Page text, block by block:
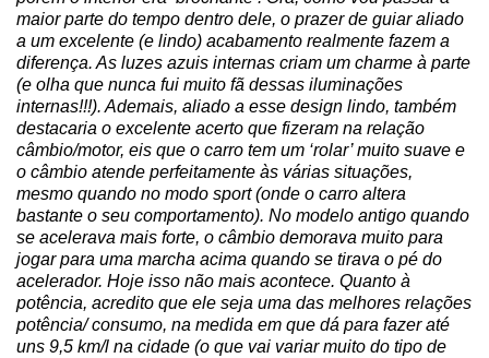
maior parte do tempo dentro dele, o prazer de guiar aliado
a um excelente (e lindo) acabamento realmente fazem a
diferença. As luzes azuis internas criam um charme à parte
(e olha que nunca fui muito fã dessas iluminações
internas!!!). Ademais, aliado a esse design lindo, também
destacaria o excelente acerto que fizeram na relação
câmbio/motor, eis que o carro tem um ‘rolar’ muito suave e
o câmbio atende perfeitamente às várias situações,
mesmo quando no modo sport (onde o carro altera
bastante o seu comportamento). No modelo antigo quando
se acelerava mais forte, o câmbio demorava muito para
jogar para uma marcha acima quando se tirava o pé do
acelerador. Hoje isso não mais acontece. Quanto à
potência, acredito que ele seja uma das melhores relações
potência/ consumo, na medida em que dá para fazer até
uns 9,5 km/l na cidade (o que vai variar muito do tipo de